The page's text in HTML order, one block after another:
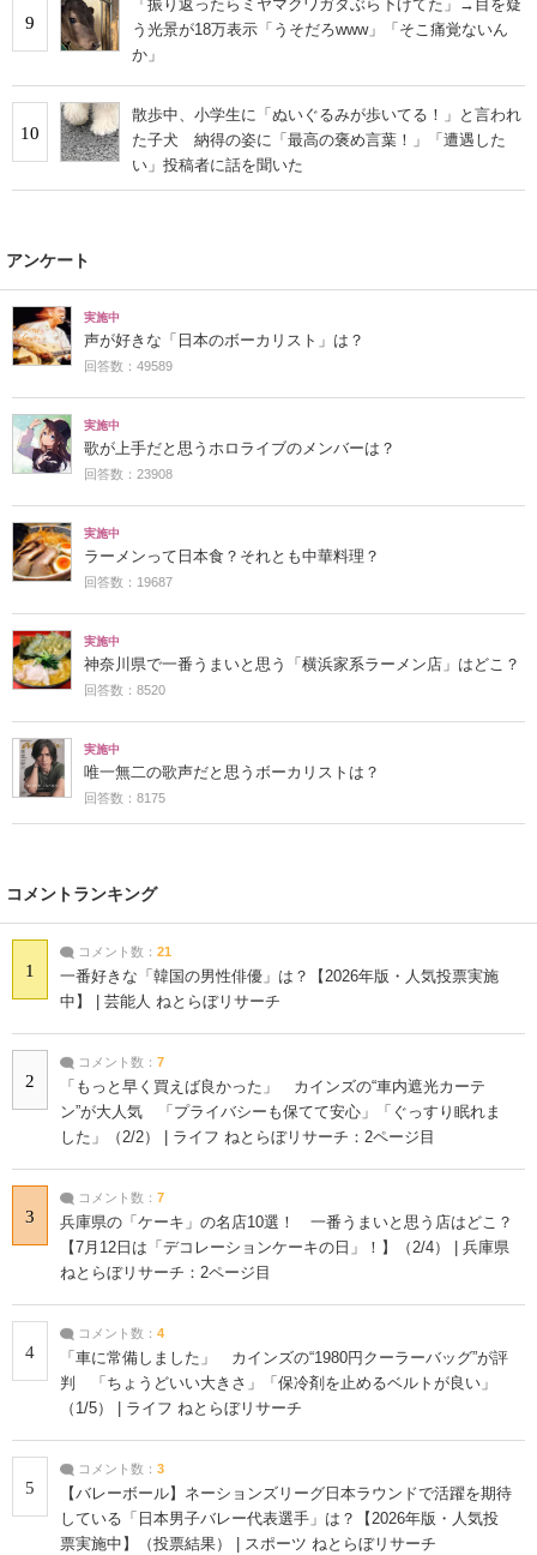
9
「振り返ったらミヤマクワガタぶら下げてた」→目を疑
う光景が18万表示「うそだろwww」「そこ痛覚ないん
か」
10
散歩中、小学生に「ぬいぐるみが歩いてる！」と言われ
た子犬 納得の姿に「最高の褒め言葉！」「遭遇した
い」投稿者に話を聞いた
アンケート
実施中
声が好きな「日本のボーカリスト」は？
回答数：49589
実施中
歌が上手だと思うホロライブのメンバーは？
回答数：23908
実施中
ラーメンって日本食？それとも中華料理？
回答数：19687
実施中
神奈川県で一番うまいと思う「横浜家系ラーメン店」はどこ？
回答数：8520
実施中
唯一無二の歌声だと思うボーカリストは？
回答数：8175
コメントランキング
1
コメント数： 21
一番好きな「韓国の男性俳優」は？【2026年版・人気投票実施
中】 | 芸能人 ねとらぼリサーチ
2
コメント数： 7
「もっと早く買えば良かった」 カインズの“車内遮光カーテ
ン”が大人気 「プライバシーも保てて安心」「ぐっすり眠れま
した」（2/2） | ライフ ねとらぼリサーチ：2ページ目
3
コメント数： 7
兵庫県の「ケーキ」の名店10選！ 一番うまいと思う店はどこ？
【7月12日は「デコレーションケーキの日」！】（2/4） | 兵庫県
ねとらぼリサーチ：2ページ目
4
コメント数： 4
「車に常備しました」 カインズの“1980円クーラーバッグ”が評
判 「ちょうどいい大きさ」「保冷剤を止めるベルトが良い」
（1/5） | ライフ ねとらぼリサーチ
5
コメント数： 3
【バレーボール】ネーションズリーグ日本ラウンドで活躍を期待
している「日本男子バレー代表選手」は？【2026年版・人気投
票実施中】（投票結果） | スポーツ ねとらぼリサーチ